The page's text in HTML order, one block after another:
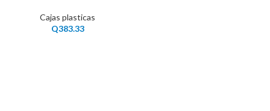
Cajas plasticas
Q383.33